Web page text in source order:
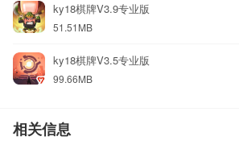
ky18棋牌V3.9专业版
51.51MB
ky18棋牌V3.5专业版
99.66MB
相关信息